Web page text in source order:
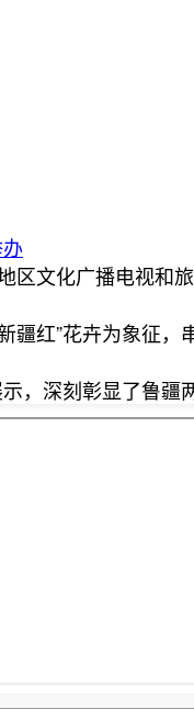
区文化广播电视
疆红”花卉为象
，深刻彰显了鲁疆